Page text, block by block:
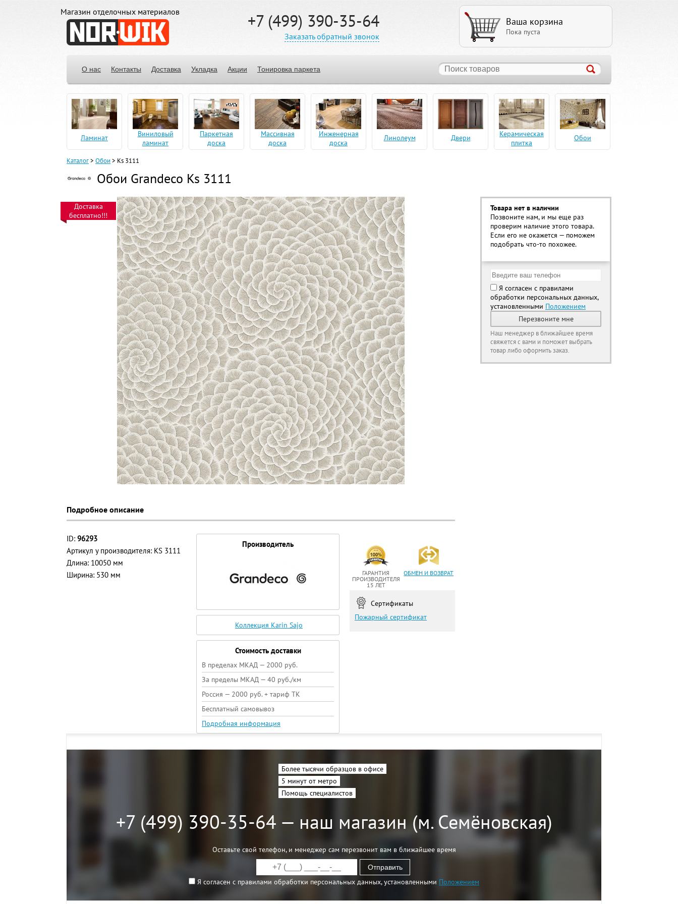
Магазин отделочных материалов +7 (499) 390-35-64
Заказать обратный звонок
Ваша корзина
Пока пуста
О нас Контакты Доставка Укладка Акции Тонировка паркета
Ламинат
Виниловый
ламинат
Паркетная
доска
Массивная
доска
Инженерная
доска
Линолеум Двери
Керамическая
плитка
Обои
Каталог> Обои> Ks 3111
Обои Grandeco Ks 3111
Доставка
бесплатно!!!
Товара нет в наличии
Позвоните нам, и мы еще раз
проверим наличие этого товара.
Если его не окажется — поможем
подобрать что-то похожее.
Я согласен с правилами
обработки персональных данных,
установленными Положением
Перезвоните мне
Наш менеджер в ближайшее время
свяжется с вами и поможет выбрать
товар либо оформить заказ.
Подробное описание
ID: 96293
Артикул у производителя: KS 3111
Длина: 10050 мм
Ширина: 530 мм
Производитель
Коллекция Karin Sajo
Стоимость доставки
В пределах МКАД — 2000 руб.
За пределы МКАД — 40 руб./км
Россия — 2000 руб. + тариф ТК
Бесплатный самовывоз
Подробная информация
ГАРАНТИЯ
ПРОИЗВОДИТЕЛЯ
15 ЛЕТ
ОБМЕН И ВОЗВРАТ
Сертификаты
Пожарный сертификат
Более тысячи образцов в офисе
5 минут от метро
Помощь специалистов
+7 (499) 390-35-64 — наш магазин (м. Семёновская)
Оставьте свой телефон, и менеджер сам перезвонит вам в ближайшее время
Отправить
Я согласен с правилами обработки персональных данных, установленными Положением